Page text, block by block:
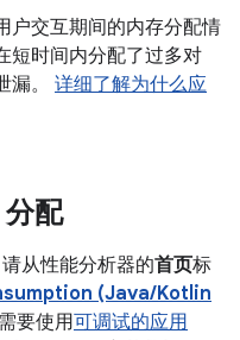
户交互期间的内存分配情
短时间内分配了过多对
漏。 详细了解为什么应
配
从性能分析器的首页标
(Java/Kotlin
要使用可调试的应用